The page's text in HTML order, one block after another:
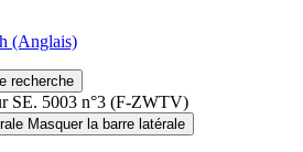
(Anglais)
recherche
SE. 5003 n°3 (F-ZWTV)
Masquer la barre latérale